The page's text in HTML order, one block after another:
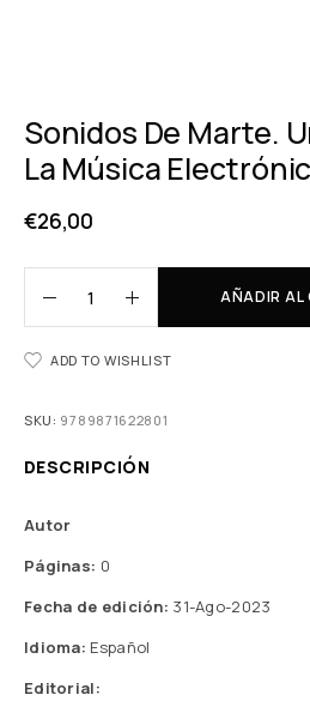
Sonidos De Marte.
La Música
€26,00
AÑADIR AL
ADD TO WISHLIST
SKU: 9789871622801
DESCRIPCIÓN
Autor
Páginas: 0
Fecha de edición: 31-Ago-2023
Idioma: Español
Editorial: